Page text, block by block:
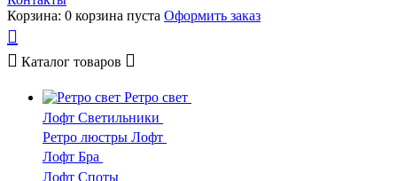
Корзина: 0 корзина пуста Оформить заказ
Каталог товаров
Ретро свет
Лофт Светильники
Ретро люстры Лофт
Лофт Бра
Лофт Споты